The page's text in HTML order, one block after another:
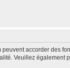
accorder des
Veuillez également